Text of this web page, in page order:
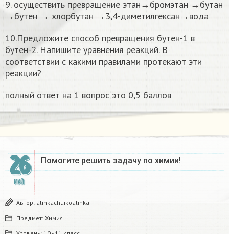
9. осуществить превращение этан→бромэтан →бутан
→бутен → хлорбутан →3,4-диметилгексан→вода
10.Предложите способ превращения бутен-1 в
бутен-2. Напишите уравнения реакций. В
соответствии с какими правилами протекают эти
реакции?
полный ответ на 1 вопрос это 0,5 баллов
26
МАЙ
Помогите решить задачу по химии!
Автор: alinkachuikoalinka
Предмет: Химия